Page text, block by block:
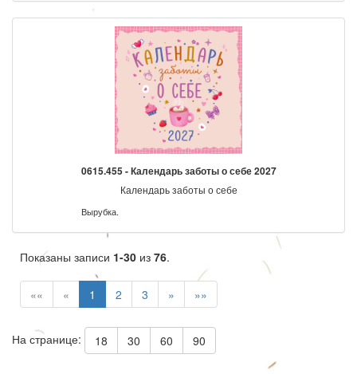
0615.455 - Календарь заботы о себе 2027
Календарь заботы о себе
Вырубка.
Показаны записи 1-30 из 76.
«« « 1 2 3 » »»
На странице: 18 30 60 90